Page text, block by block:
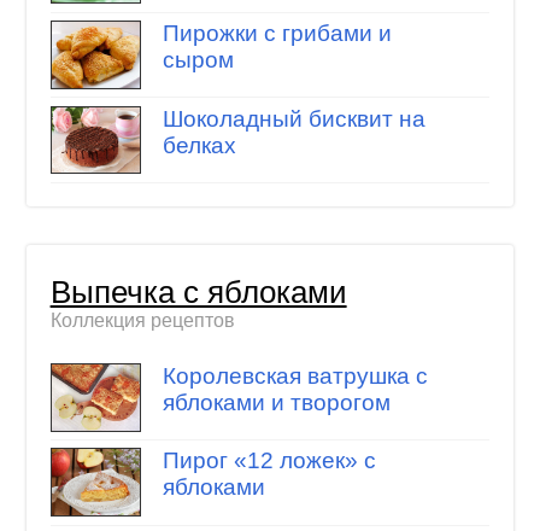
Пирожки с грибами и
сыром
Шоколадный бисквит на
белках
Выпечка с яблоками
Коллекция рецептов
Королевская ватрушка с
яблоками и творогом
Пирог «12 ложек» с
яблоками